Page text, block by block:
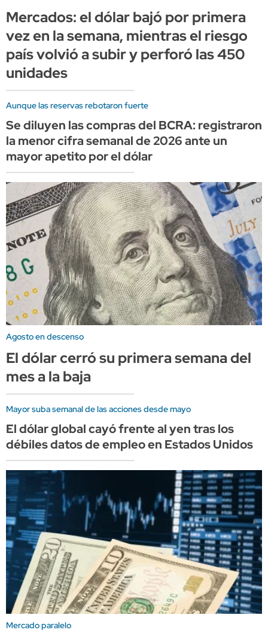
Mercados: el dólar bajó por primera
vez en la semana, mientras el riesgo
país volvió a subir y perforó las 450
unidades
Aunque las reservas rebotaron fuerte
Se diluyen las compras del BCRA: registraron
la menor cifra semanal de 2026 ante un
mayor apetito por el dólar
Agosto en descenso
El dólar cerró su primera semana del
mes a la baja
Mayor suba semanal de las acciones desde mayo
El dólar global cayó frente al yen tras los
débiles datos de empleo en Estados Unidos
Mercado paralelo